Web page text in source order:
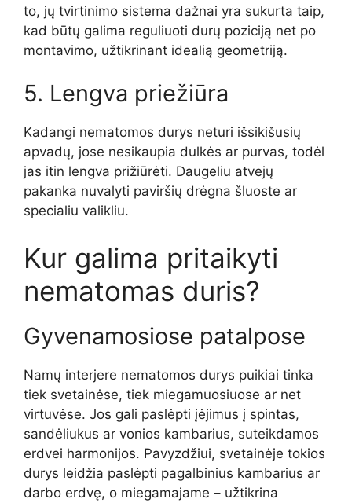
to, jų tvirtinimo sistema dažnai yra sukurta taip,
kad būtų galima reguliuoti durų poziciją net po
montavimo, užtikrinant idealią geometriją.
5. Lengva priežiūra
Kadangi nematomos durys neturi išsikišusių
apvadų, jose nesikaupia dulkės ar purvas, todėl
jas itin lengva prižiūrėti. Daugeliu atvejų
pakanka nuvalyti paviršių drėgna šluoste ar
specialiu valikliu.
Kur galima pritaikyti
nematomas duris?
Gyvenamosiose patalpose
Namų interjere nematomos durys puikiai tinka
tiek svetainėse, tiek miegamuosiuose ar net
virtuvėse. Jos gali paslėpti įėjimus į spintas,
sandėliukus ar vonios kambarius, suteikdamos
erdvei harmonijos. Pavyzdžiui, svetainėje tokios
durys leidžia paslėpti pagalbinius kambarius ar
darbo erdvę, o miegamajame – užtikrina